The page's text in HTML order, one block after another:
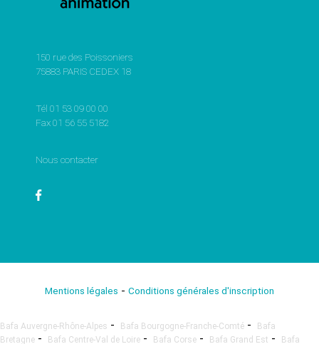
150 rue des Poissoniers
75883 PARIS CEDEX 18
Tél 01 53 09 00 00
Fax 01 56 55 5182
Nous contacter
Mentions légales - Conditions générales d'inscription
Bafa Auvergne-Rhône-Alpes - Bafa Bourgogne-Franche-Comté -
Bafa
Bretagne - Bafa Centre-Val de Loire - Bafa Corse - Bafa Grand Est - Bafa